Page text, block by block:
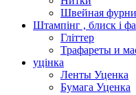
Швейная
Штампінг , блиск і
Гліттер
Трафареты и
уцінка
Ленты Уценка
Бумага Уценка